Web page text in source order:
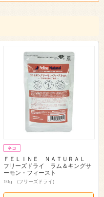
ＦＥＬＩＮＥ ＮＡＴＵＲＡＬ
フリーズドライ ラム＆キングサ
ーモン・フィースト
10g (フリーズドライ)